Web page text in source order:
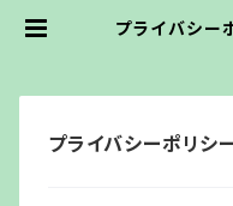
プライバシー
プライバシーポリシ